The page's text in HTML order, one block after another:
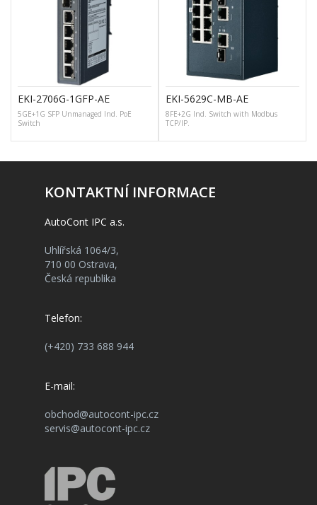
EKI-2706G-1GFP-AE
5GE+1G SFP Unmanaged Ind. PoE
Switch
EKI-5629C-MB-AE
8FE+2G Ind. Switch with Modbus
TCP/IP.
KONTAKTNÍ INFORMACE
AutoCont IPC a.s.
Uhlířská 1064/3,
710 00 Ostrava,
Česká republika
Telefon:
(+420) 733 688 944
E-mail:
obchod@autocont-ipc.cz
servis@autocont-ipc.cz